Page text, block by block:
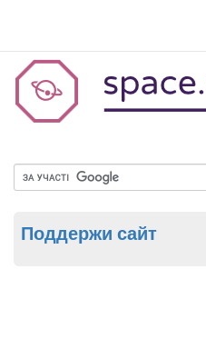
Поддержи сайт